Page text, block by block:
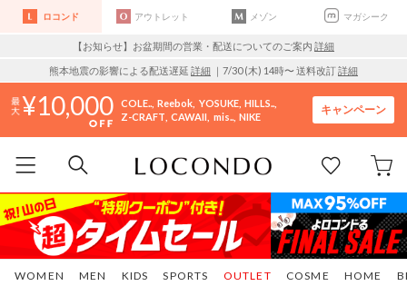
ロコンド アウトレット メゾン マガシーク
【お知らせ】お盆期間の営業・配送についてのご案内 詳細
熊本地震の影響による配送遅延 詳細 ｜7/30 (木) 14時〜 送料改訂詳細
10,000 COLE.. Reebok YOSUKE HILLS..
Z-CRAFT CAWAII mis.. NIKE
キャンペーン
WOMEN MEN KIDS SPORTS COSME HOME
OUTLET